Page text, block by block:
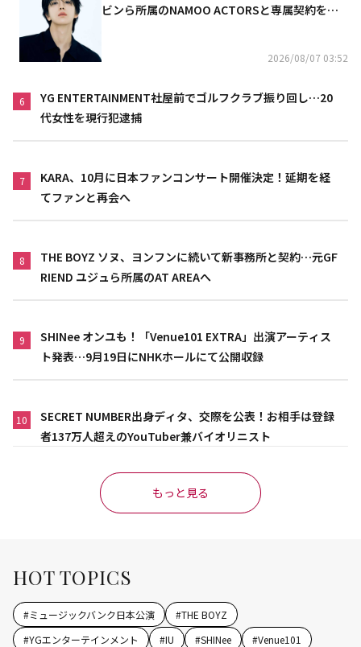
ビンら所属のNAMOO ACTORSと専属契約を締
2026/08/07 03:52
6
YG ENTERTAINMENT社屋前でゴルフクラブ振り回し…20
代女性を現行犯逮捕
7
KARA、10月に日本ファンコンサート開催決定！延期を経
てファンと再会へ
8
THE BOYZ ソヌ、ヨンフンに続いて新事務所と契約…元GF
RIEND ユジュら所属のAT AREAへ
9
SHINee オンユも！「Venue101 EXTRA」出演アーティス
ト発表…9月19日にNHKホールにて公開収録
10
SECRET NUMBER出身ディタ、交際を公表！お相手は登録
者137万人超えのYouTuber兼バイオリニスト
もっと見る
HOT TOPICS
#ミュージックバンク日本公演 #THE BOYZ
#YGエンターテインメント #IU #SHINee #Venue101